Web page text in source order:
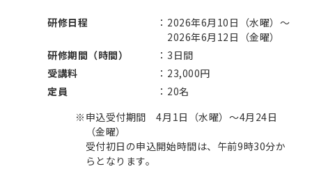
研修日程
2026年6月10日（水曜）～
2026年6月12日（金曜）
研修期間（時間）
3日間
受講料
23,000円
定員
20名
※ 申込受付期間 4月1日（水曜）～4月24日
（金曜）
受付初日の申込開始時間は、午前9時30分か
らとなります。